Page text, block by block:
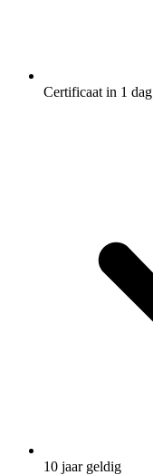
Certificaat in 1 dag
10 jaar geldig